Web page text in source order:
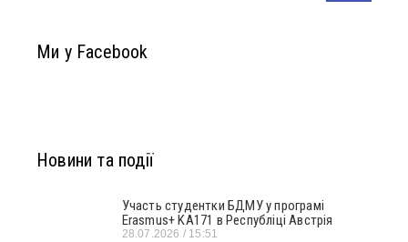
Ми у Facebook
Новини та події
Участь студентки БДМУ у програмі
Erasmus+ KA171 в Республіці Австрія
28.07.2026 15:51